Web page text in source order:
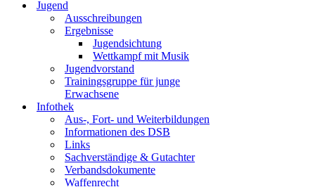
Jugend
Ausschreibungen
Ergebnisse
Jugendsichtung
Wettkampf mit Musik
Jugendvorstand
Trainingsgruppe für junge
Erwachsene
Infothek
Aus-, Fort- und Weiterbildungen
Informationen des DSB
Links
Sachverständige & Gutachter
Verbandsdokumente
Waffenrecht